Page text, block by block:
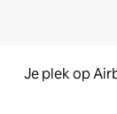
Je plek op